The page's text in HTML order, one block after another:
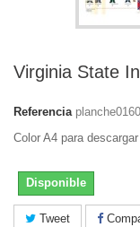
Virginia State
Referencia
Color A4 para
Disponible
Tweet